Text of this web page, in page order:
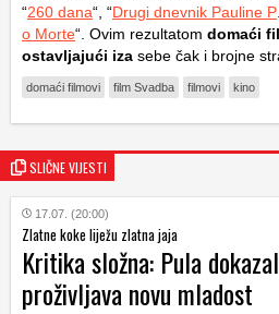
“260 dana“, “Drugi dnevnik Pauline P
o Morte“. Ovim rezultatom domaći
ostavljajući iza sebe čak i brojne
domaći filmovi film Svadba filmovi kino
SLIČNE VIJESTI
17.07. (20:00)
Zlatne koke liježu zlatna jaja
Kritika složna: Pula
proživljava novu mladost